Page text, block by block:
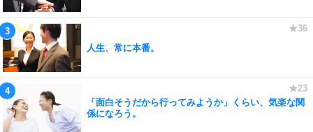
人生、常に本番。
「面白そうだから行ってみようか」くらい、気楽な関
係になろう。